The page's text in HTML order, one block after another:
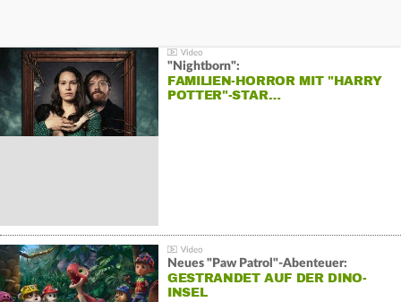
"Nightborn":
FAMILIEN-HORROR MIT "HARRY
POTTER"-STAR…
Neues "Paw Patrol"-Abenteuer:
GESTRANDET AUF DER DINO-
INSEL